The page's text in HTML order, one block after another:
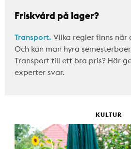
Friskvård på lager?
Transport. Vilka regler finns
Och kan man hyra
Transport till ett bra pris? Här
experter svar.
KULTUR